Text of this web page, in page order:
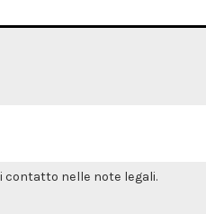
contatto nelle note legali.